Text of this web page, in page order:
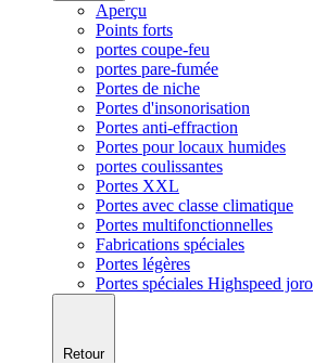
Aperçu
Points forts
portes coupe-feu
portes pare-fumée
Portes de niche
Portes d'insonorisation
Portes anti-effraction
Portes pour locaux humides
portes coulissantes
Portes XXL
Portes avec classe climatique
Portes multifonctionnelles
Fabrications spéciales
Portes légères
Portes spéciales Highspeed joro
Retour